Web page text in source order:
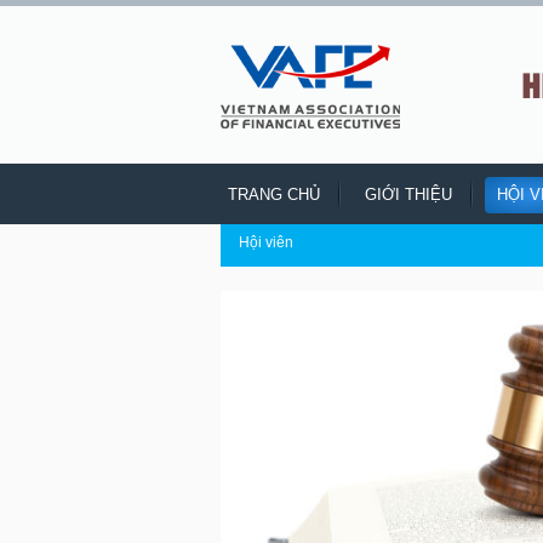
TRANG CHỦ GIỚI THIỆU HỘI
Hội viên